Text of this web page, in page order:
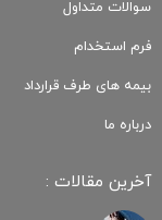
سوالات متداول
فرم استخدام
بیمه های طرف قرارداد
درباره ما
آخرین مقالات :